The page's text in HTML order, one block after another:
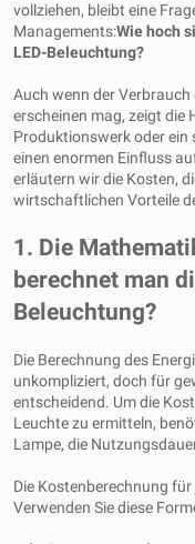
vollziehen, bleibt eine
Managements:Wie hoch
LED-Beleuchtung?
Auch wenn der Verbrauch
erscheinen mag, zeigt die
Produktionswerk oder
einen enormen Einfluss
erläutern wir die Kosten,
wirtschaftlichen Vorteile
1. Die
berechnet man
Beleuchtung?
Die Berechnung des
unkompliziert, doch für
entscheidend. Um die
Leuchte zu ermitteln,
Lampe, die
Die Kostenberechnung
Verwenden Sie diese